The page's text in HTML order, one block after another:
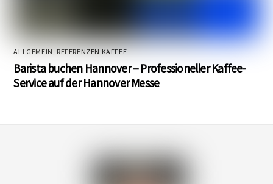
ALLGEMEIN REFERENZEN KAFFEE
Barista buchen Hannover – Professioneller Kaffee-
Service auf der Hannover Messe